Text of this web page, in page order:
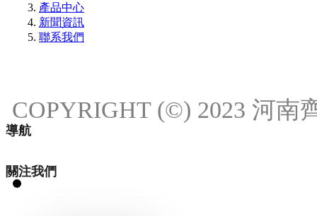
產品中心
新聞資訊
聯系我們
導航
關注我們
COPYRIGHT (©) 2023 河南